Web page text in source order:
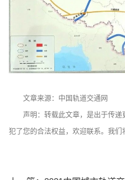
文章来源：中国轨道交通网
声明：转载此文章，是出于传递
犯了您的合法权益，欢迎联系。我们